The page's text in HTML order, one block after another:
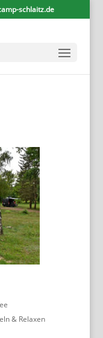
schlaitz.de
& Relaxen